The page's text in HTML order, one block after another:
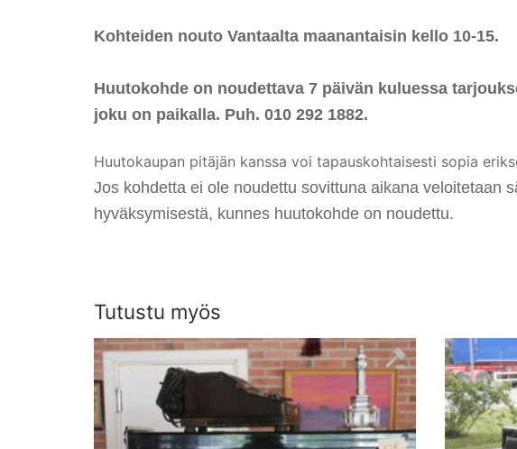
Kohteiden nouto Vantaalta maanantaisin kello 10-15.
Huutokohde on noudettava 7 päivän kuluessa
joku on paikalla. Puh. 010 292 1882.
Huutokaupan pitäjän kanssa voi tapauskohtaisesti sopia
Jos kohdetta ei ole noudettu sovittuna aikana veloitetaan
hyväksymisestä, kunnes huutokohde on noudettu.
Tutustu myös